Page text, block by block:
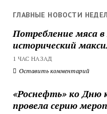
ГЛАВНЫЕ НОВОСТИ
Потребление мяса в
исторический
1 ЧАС НАЗАД
Оставить комментарий
«Роснефть» ко Дню
провела серию